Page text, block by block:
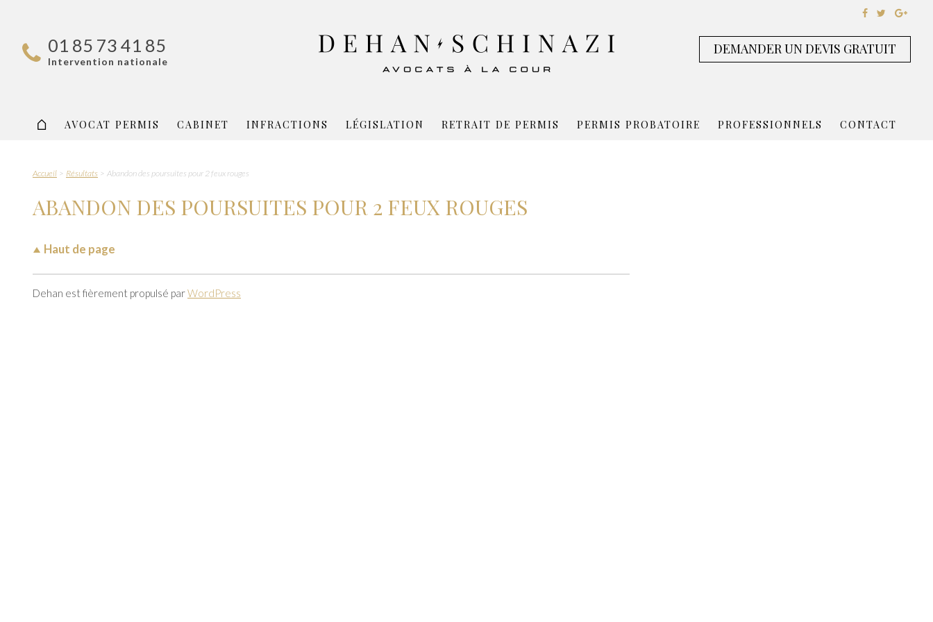
01 85 73 41 85
Intervention nationale
DEMANDER UN DEVIS GRATUIT
AVOCAT PERMIS CABINET INFRACTIONS LÉGISLATION RETRAIT DE PERMIS PERMIS PROBATOIRE PROFESSIONNELS CONTACT
Accueil Résultats Abandon des poursuites pour 2 feux rouges
ABANDON DES POURSUITES POUR 2 FEUX ROUGES
Haut de page
Dehan est fièrement propulsé parWordPress